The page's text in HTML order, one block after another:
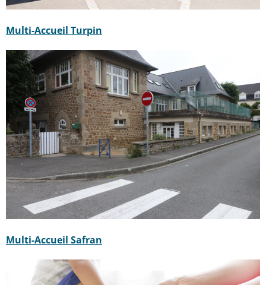
Multi-Accueil Turpin
Multi-Accueil Safran